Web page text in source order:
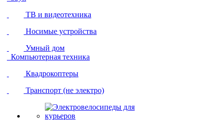
ТВ и видеотехника
Носимые устройства
Умный дом
Компьютерная техника
Квадрокоптеры
Транспорт (не электро)